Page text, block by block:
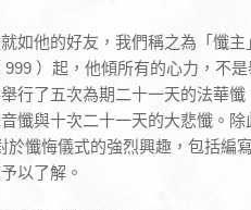
如他的好友，我們稱之為「懺
999 ）起，他傾所有的心力，不
行了五次為期二十一天的法華
懺與十次二十一天的大悲懺。
於懺悔儀式的強烈興趣，包括編
以了解。